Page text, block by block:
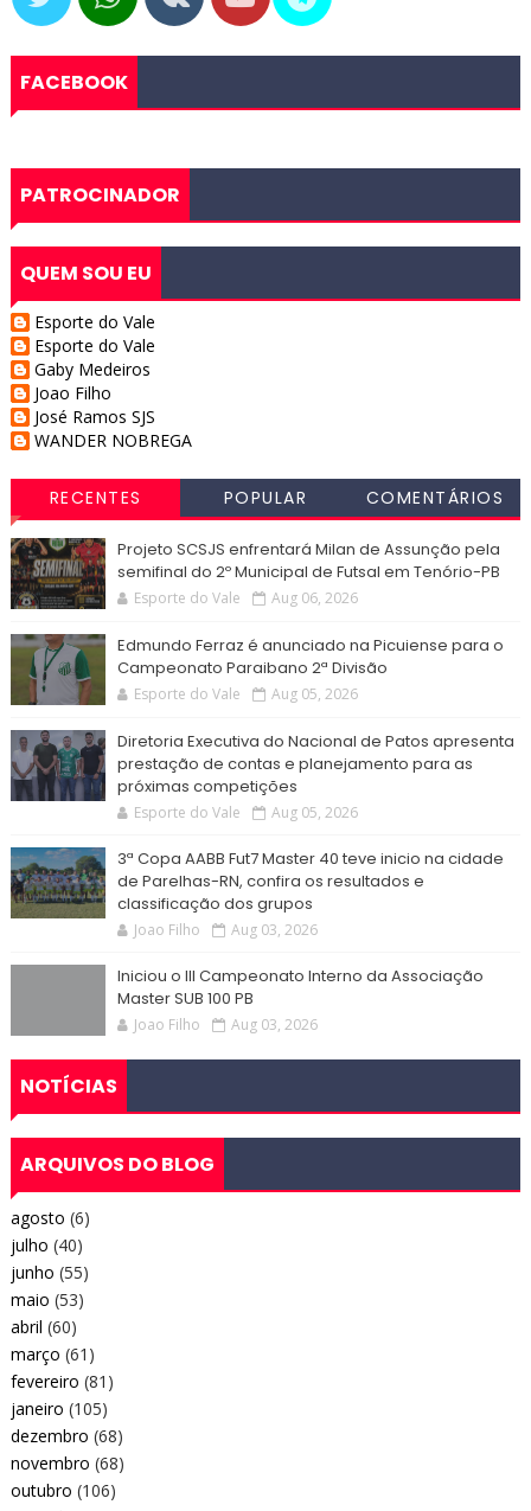
FACEBOOK
PATROCINADOR
QUEM SOU EU
Esporte do Vale
Esporte do Vale
Gaby Medeiros
Joao Filho
José Ramos SJS
WANDER NOBREGA
RECENTES POPULAR COMENTÁRIOS
Projeto SCSJS enfrentará Milan de Assunção pela
semifinal do 2º Municipal de Futsal em Tenório-PB
Esporte do Vale Aug 06, 2026
Edmundo Ferraz é anunciado na Picuiense para o
Campeonato Paraibano 2ª Divisão
Esporte do Vale Aug 05, 2026
Diretoria Executiva do Nacional de Patos apresenta
prestação de contas e planejamento para as
próximas competições
Esporte do Vale Aug 05, 2026
3ª Copa AABB Fut7 Master 40 teve inicio na cidade
de Parelhas-RN, confira os resultados e
classificação dos grupos
Joao Filho Aug 03, 2026
Iniciou o III Campeonato Interno da Associação
Master SUB 100 PB
Joao Filho Aug 03, 2026
NOTÍCIAS
ARQUIVOS DO BLOG
agosto (6)
julho (40)
junho (55)
maio (53)
abril (60)
março (61)
fevereiro (81)
janeiro (105)
dezembro (68)
novembro (68)
outubro (106)